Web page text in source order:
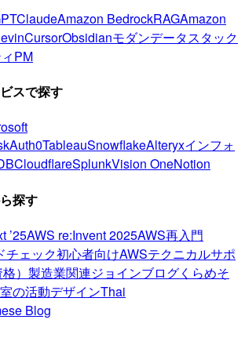
ClaudeAmazon BedrockRAGAmazon
CursorObsidianモダンデータスタック
PM
スで探す
Auth0TableauSnowflakeAlteryxインフォ
CloudflareSplunkVision OneNotion
探す
’25AWS re:Invent 2025AWS再入門
チェック初心者向けAWSテクニカルサポ
） 製造業関連ジョインブログくらめそ
の活動デザインThai
Blog